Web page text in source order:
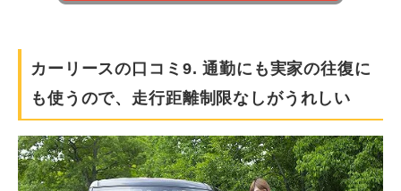
カーリースの口コミ9. 通勤にも実家の往復に
も使うので、走行距離制限なしがうれしい